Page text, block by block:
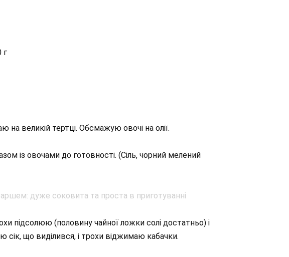
г
великій тертці. Обсмажую овочі на олії.
із овочами до готовності. (Сіль, чорний мелений
підсолюю (половину чайної ложки солі достатньо) і
що виділився, і трохи віджимаю кабачки.